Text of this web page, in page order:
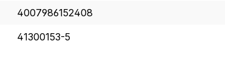
4007986152408
41300153-5